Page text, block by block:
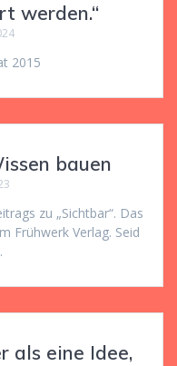
werden.“
2015
bauen
zu „Sichtbar“. Das
Frühwerk Verlag. Seid
als eine Idee,